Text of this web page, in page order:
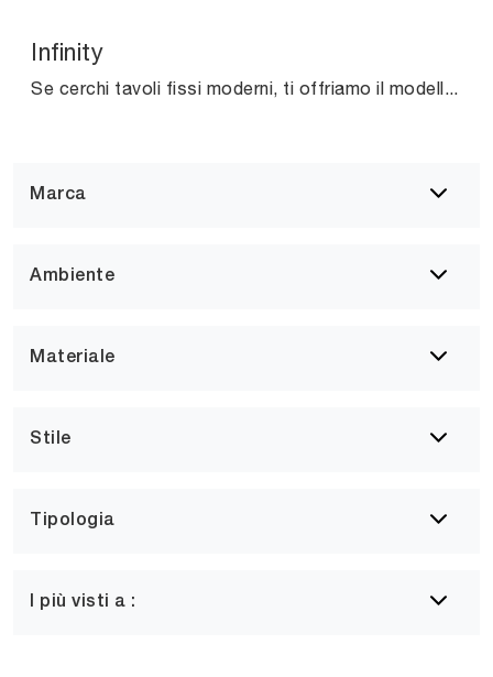
Marca
Ambiente
Materiale
Stile
Tipologia
I più visti a :
Infinity
Se cerchi tavoli fissi moderni, ti offriamo il modello da cucina in melaminico Infinity del brand Midj.